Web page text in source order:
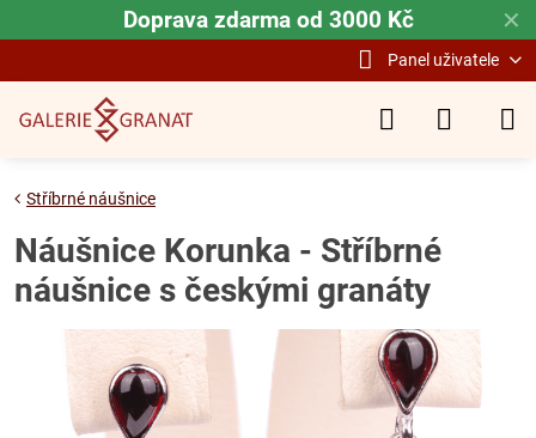
✕
Doprava zdarma od 3000 Kč
Panel uživatele
Stříbrné náušnice
Náušnice Korunka - Stříbrné
náušnice s českými granáty